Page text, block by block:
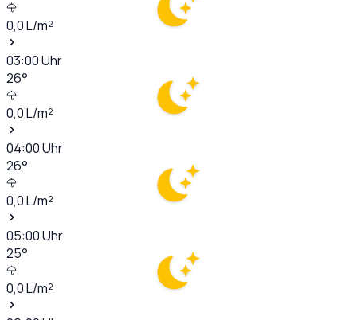
0,0L/m²
03:00Uhr
26°
0,0L/m²
04:00Uhr
26°
0,0L/m²
05:00Uhr
25°
0,0L/m²